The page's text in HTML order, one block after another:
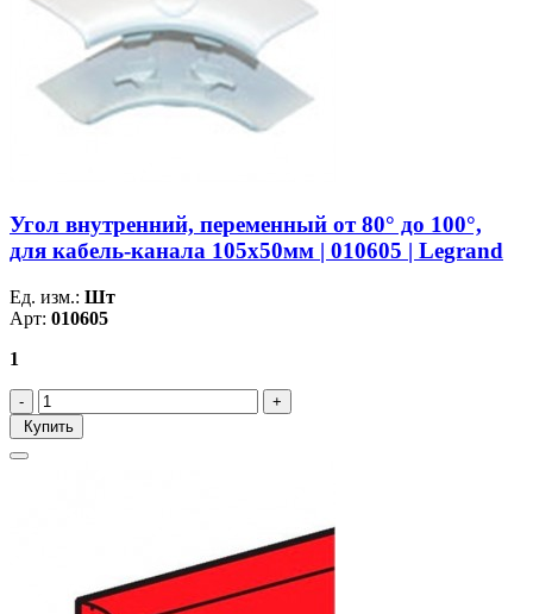
Угол внутренний, переменный от 80° до 100°,
для кабель-канала 105х50мм | 010605 | Legrand
Ед. изм.: Шт
Арт: 010605
1
Купить